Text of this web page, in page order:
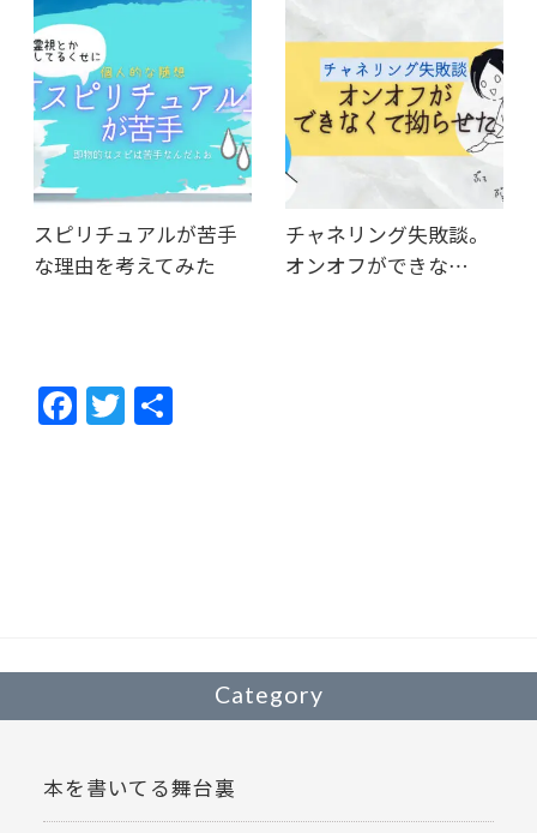
スピリチュアルが苦手
な理由を考えてみた
チャネリング失敗談。
オンオフができな…
F
ac
T
w
Category
本を書いてる舞台裏